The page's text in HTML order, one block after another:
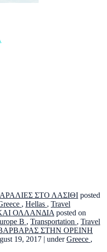
ΣΤΟ ΛΑΣΙΘΙ posted
, Hellas , Travel
ΟΛΛΑΝΔΙΑ posted on
B , Transportation , Travel
ΣΤΗΝ ΟΡΕΙΝΗ
19, 2017 | underGreece ,